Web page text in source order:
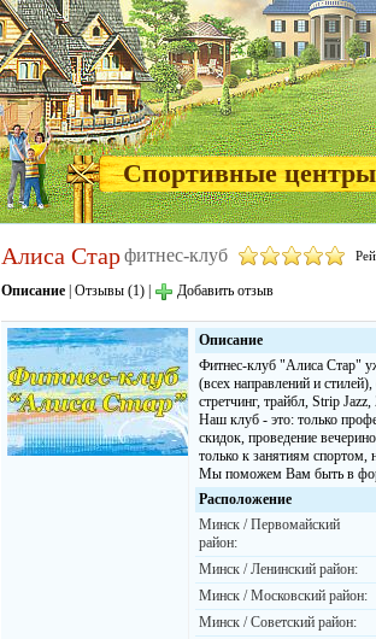
Спортивные центры
Алиса Старфитнес-клуб
Описание Отзывы (1) Добавить отзыв
Описание
Фитнес-клуб "Алиса Стар"
(всех направлений и
стретчинг, трайбл, Strip
Наш клуб - это: только
скидок, проведение
только к занятиям
Мы поможем Вам быть в
Расположение
Минск / Первомайский
район:
Минск / Ленинский район:
Минск / Московский район:
Минск / Советский район: